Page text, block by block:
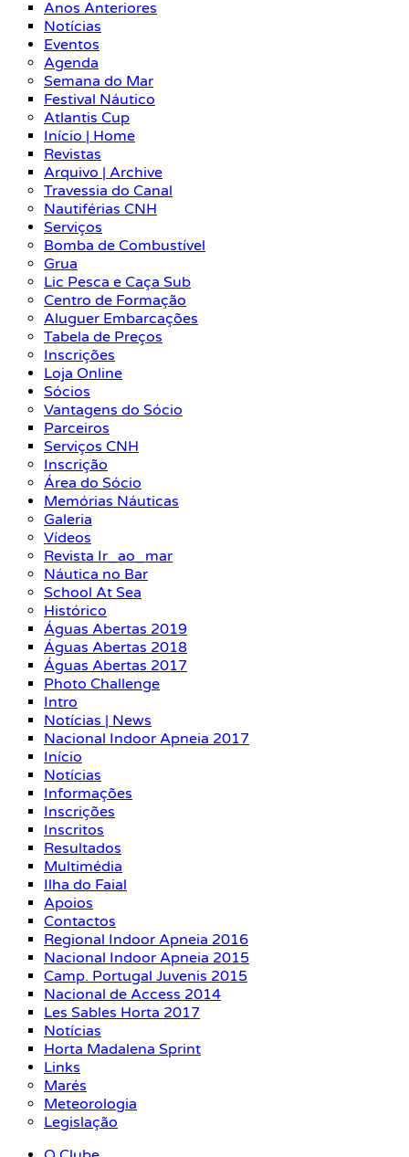
Anos Anteriores
Notícias
Eventos
Agenda
Semana do Mar
Festival Náutico
Atlantis Cup
Início | Home
Revistas
Arquivo | Archive
Travessia do Canal
Nautiférias CNH
Serviços
Bomba de Combustível
Grua
Lic Pesca e Caça Sub
Centro de Formação
Aluguer Embarcações
Tabela de Preços
Inscrições
Loja Online
Sócios
Vantagens do Sócio
Parceiros
Serviços CNH
Inscrição
Área do Sócio
Memórias Náuticas
Galeria
Vídeos
Revista Ir_ao_mar
Náutica no Bar
School At Sea
Histórico
Águas Abertas 2019
Águas Abertas 2018
Águas Abertas 2017
Photo Challenge
Intro
Notícias | News
Nacional Indoor Apneia 2017
Início
Notícias
Informações
Inscrições
Inscritos
Resultados
Multimédia
Ilha do Faial
Apoios
Contactos
Regional Indoor Apneia 2016
Nacional Indoor Apneia 2015
Camp. Portugal Juvenis 2015
Nacional de Access 2014
Les Sables Horta 2017
Notícias
Horta Madalena Sprint
Links
Marés
Meteorologia
Legislação